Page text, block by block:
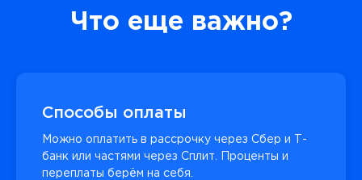
Что еще важно?
Способы оплаты
Можно оплатить в рассрочку через Сбер и Т-
банк или частями через Сплит. Проценты и
переплаты берём на себя.